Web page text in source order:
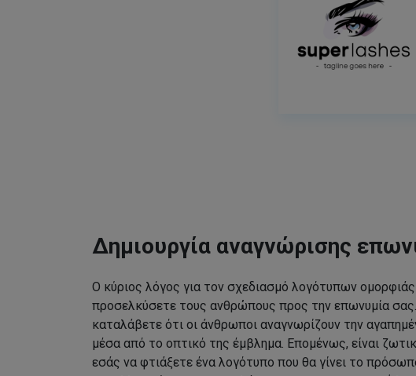
Δημιουργία αναγνώρισης
Ο κύριος λόγος για τον σχεδιασμό λογότυπων ομορφιάς
προσελκύσετε τους ανθρώπους προς την επωνυμία
καταλάβετε ότι οι άνθρωποι αναγνωρίζουν την
μέσα από το οπτικό της έμβλημα. Επομένως, είναι
εσάς να φτιάξετε ένα λογότυπο που θα γίνει το